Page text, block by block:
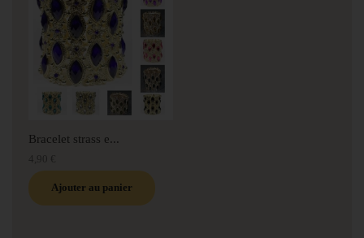
Bracelet strass e...
4,90 €
Ajouter au panier